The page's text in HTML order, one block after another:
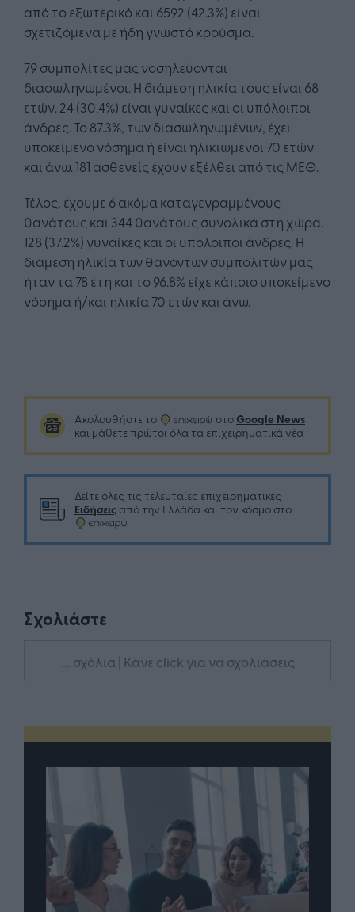
από το εξωτερικό και 6592 (42.3%) είναι
σχετιζόμενα με ήδη γνωστό κρούσμα.
79 συμπολίτες μας νοσηλεύονται
διασωληνωμένοι. Η διάμεση ηλικία τους είναι 68
ετών. 24 (30.4%) είναι γυναίκες και οι υπόλοιποι
άνδρες. To 87.3%, των διασωληνωμένων, έχει
υποκείμενο νόσημα ή είναι ηλικιωμένοι 70 ετών
και άνω. 181 ασθενείς έχουν εξέλθει από τις ΜΕΘ.
Τέλος, έχουμε 6 ακόμα καταγεγραμμένους
θανάτους και 344 θανάτους συνολικά στη χώρα.
128 (37.2%) γυναίκες και οι υπόλοιποι άνδρες. Η
διάμεση ηλικία των θανόντων συμπολιτών μας
ήταν τα 78 έτη και το 96.8% είχε κάποιο υποκείμενο
νόσημα ή/και ηλικία 70 ετών και άνω.
Ακολουθήστε το στο Google News
και μάθετε πρώτοι όλα τα επιχειρηματικά νέα
Δείτε όλες τις τελευταίες επιχειρηματικές
Ειδήσεις από την Ελλάδα και τον κόσμο στο
Σχολιάστε
... σχόλια | Κάνε click για να σχολιάσεις